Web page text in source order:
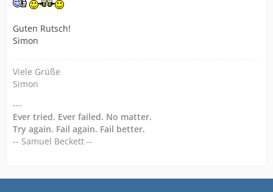
Guten Rutsch!
Simon
Viele Grüße
Simon
---
Ever tried. Ever failed. No matter.
Try again. Fail again. Fail better.
-- Samuel Beckett --